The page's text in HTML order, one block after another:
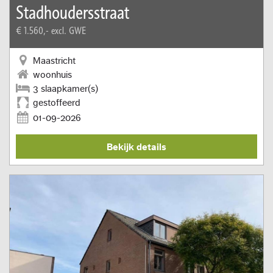
Stadhoudersstraat
€ 1.560,- excl. GWE
Maastricht
woonhuis
3 slaapkamer(s)
gestoffeerd
01-09-2026
Bekijk details